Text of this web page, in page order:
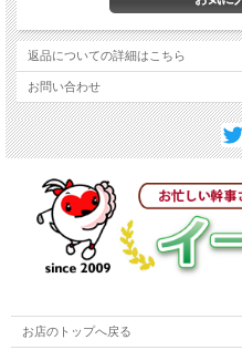
返品についての詳細はこちら
お問い合わせ
お店のトップへ戻る